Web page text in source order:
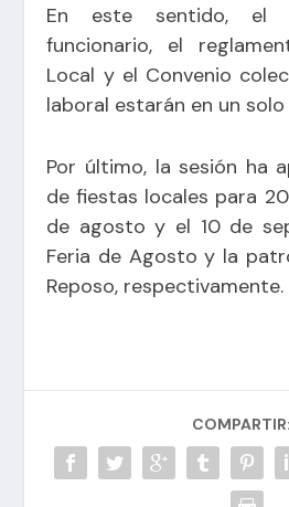
En este sentido, el
funcionario, el
Local y el Convenio
laboral estarán en un
Por último, la sesión ha
de fiestas locales para
de agosto y el 10 de
Feria de Agosto y la
Reposo, respectivamente.
COMPARTIR: